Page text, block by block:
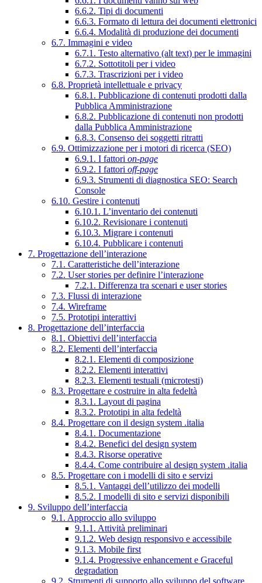
6.6.2. Tipi di documenti
6.6.3. Formato di lettura dei documenti elettronici
6.6.4. Modalità di produzione dei documenti
6.7. Immagini e video
6.7.1. Testo alternativo (alt text) per le immagini
6.7.2. Sottotitoli per i video
6.7.3. Trascrizioni per i video
6.8. Proprietà intellettuale e privacy
6.8.1. Pubblicazione di contenuti prodotti dalla
Pubblica Amministrazione
6.8.2. Pubblicazione di contenuti non prodotti
dalla Pubblica Amministrazione
6.8.3. Consenso dei soggetti ritratti
6.9. Ottimizzazione per i motori di ricerca (SEO)
6.9.1. I fattori on-page
6.9.2. I fattori off-page
6.9.3. Strumenti di diagnostica SEO: Search
Console
6.10. Gestire i contenuti
6.10.1. L’inventario dei contenuti
6.10.2. Revisionare i contenuti
6.10.3. Migrare i contenuti
6.10.4. Pubblicare i contenuti
7. Progettazione dell’interazione
7.1. Caratteristiche dell’interazione
7.2. User stories per definire l’interazione
7.2.1. Differenza tra scenari e user stories
7.3. Flussi di interazione
7.4. Wireframe
7.5. Prototipi interattivi
8. Progettazione dell’interfaccia
8.1. Obiettivi dell’interfaccia
8.2. Elementi dell’interfaccia
8.2.1. Elementi di composizione
8.2.2. Elementi interattivi
8.2.3. Elementi testuali (microtesti)
8.3. Progettare e costruire in alta fedeltà
8.3.1. Layout di pagina
8.3.2. Prototipi in alta fedeltà
8.4. Progettare con il design system .italia
8.4.1. Documentazione
8.4.2. Benefici del design system
8.4.3. Risorse operative
8.4.4. Come contribuire al design system .italia
8.5. Progettare con i modelli di sito e servizi
8.5.1. Vantaggi dell’utilizzo dei modelli
8.5.2. I modelli di sito e servizi disponibili
9. Sviluppo dell’interfaccia
9.1. Approccio allo sviluppo
9.1.1. Attività preliminari
9.1.2. Web design responsivo e accessibile
9.1.3. Mobile first
9.1.4. Progressive enhancement e Graceful
degradation
9.2. Strumenti di supporto allo sviluppo del software